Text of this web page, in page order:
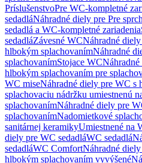
PríslušenstvoPre WC-kompletné
sedadláNáhradné diely pre Pre
sedadlá a WC-kompletné zariadenia
sedadláZávesné WCNáhradné
hlbokým splachovanímNáhradné
splachovanímStojace WC
hlbokým splachovaním pre
WC miseNáhradné diely pre WC s
splachovaciu nádržku umiestnenú
splachovanímNáhradné diely pre
splachovanímNadomietkové
sanitárnej keramikyUmiestnené na
diely pre WC sedadláWC sedadlá
sedadláWC ComfortNáhradné
hlbokým splachovaním vyvýšené